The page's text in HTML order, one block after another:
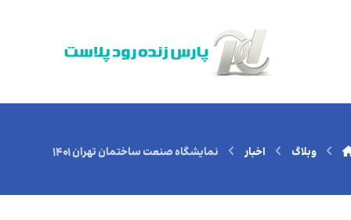
وبلاگ اخبار نمایشگاه صنعت ساختمان تهران ۱۴۰۱